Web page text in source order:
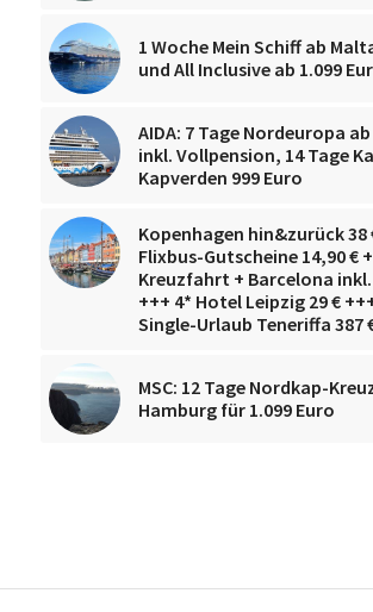
1 Woche Mein Schiff ab
und All Inclusive ab 1.099
AIDA: 7 Tage Nordeuropa
inkl. Vollpension, 14 Tage
Kapverden 999 Euro
Kopenhagen hin&zurück 38
Flixbus-Gutscheine 14,90 €
Kreuzfahrt + Barcelona inkl.
+++ 4* Hotel Leipzig 29 €
Single-Urlaub Teneriffa 387
MSC: 12 Tage Nordkap-
Hamburg für 1.099 Euro